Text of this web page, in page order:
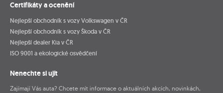
Certifikáty a ocenění
Nejlepší obchodník s vozy Volkswagen v ČR
Nejlepší obchodník s vozy Škoda v ČR
Nejlepší dealer Kia v ČR
ISO 9001 a ekologické osvědčení
Nenechte si ujít
Zajímají Vás auta? Chcete mít informace o aktuálních akcích, novinkách,